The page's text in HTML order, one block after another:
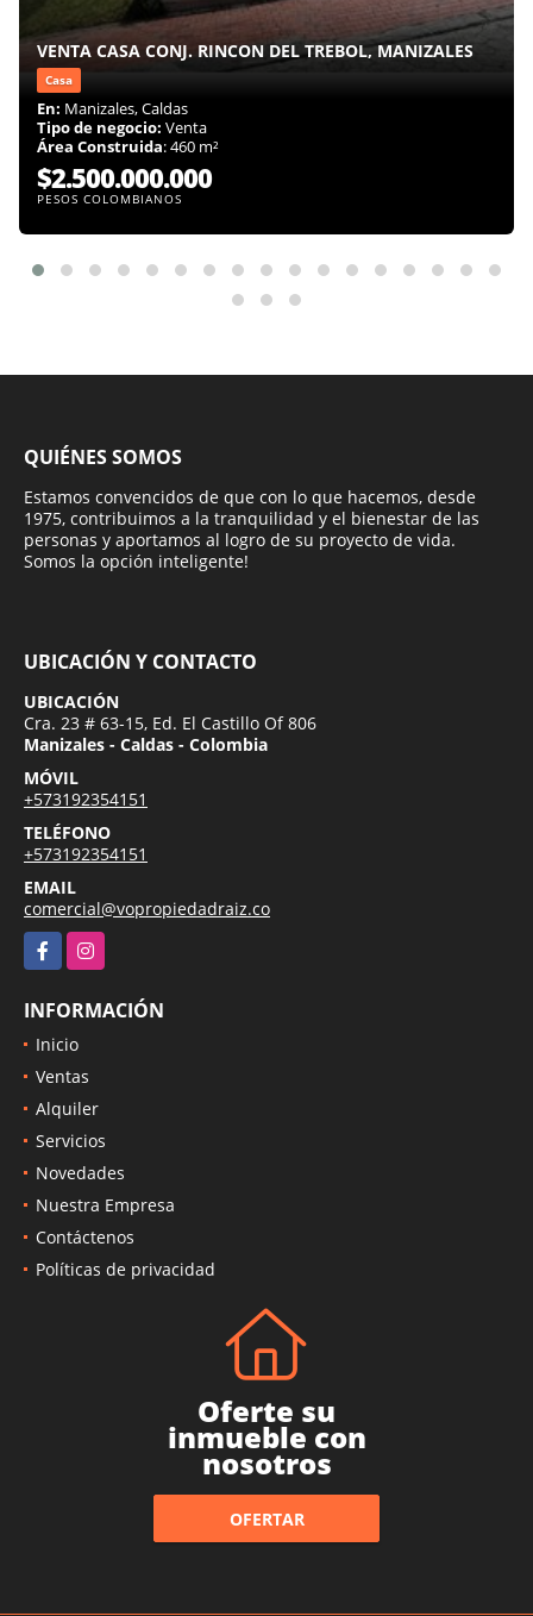
VENTA CASA CONJ. RINCON DEL TREBOL, MANIZALES
Casa
En: Manizales, Caldas
Tipo de negocio: Venta
Área Construida: 460 m²
$2.500.000.000
PESOS COLOMBIANOS
QUIÉNES SOMOS
Estamos convencidos de que con lo que hacemos, desde
1975, contribuimos a la tranquilidad y el bienestar de las
personas y aportamos al logro de su proyecto de vida.
Somos la opción inteligente!
UBICACIÓN Y CONTACTO
UBICACIÓN
Cra. 23 # 63-15, Ed. El Castillo Of 806
Manizales - Caldas - Colombia
MÓVIL
+573192354151
TELÉFONO
+573192354151
EMAIL
comercial@vopropiedadraiz.co
FacebookInstagram
INFORMACIÓN
Inicio
Ventas
Alquiler
Servicios
Novedades
Nuestra Empresa
Contáctenos
Políticas de privacidad
Oferte su
inmueble con
nosotros
OFERTAR